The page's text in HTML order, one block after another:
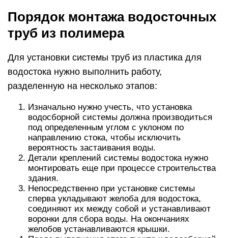
Порядок монтажа водосточных
труб из полимера
Для установки системы труб из пластика для
водостока нужно выполнить работу,
разделенную на несколько этапов:
Изначально нужно учесть, что установка
водосборной системы должна производиться
под определенным углом с уклоном по
направлению стока, чтобы исключить
вероятность застаивания воды.
Детали креплений системы водостока нужно
монтировать еще при процессе строительства
здания.
Непосредственно при установке системы
сперва укладывают желоба для водостока,
соединяют их между собой и устанавливают
воронки для сбора воды. На окончаниях
желобов устанавливаются крышки.